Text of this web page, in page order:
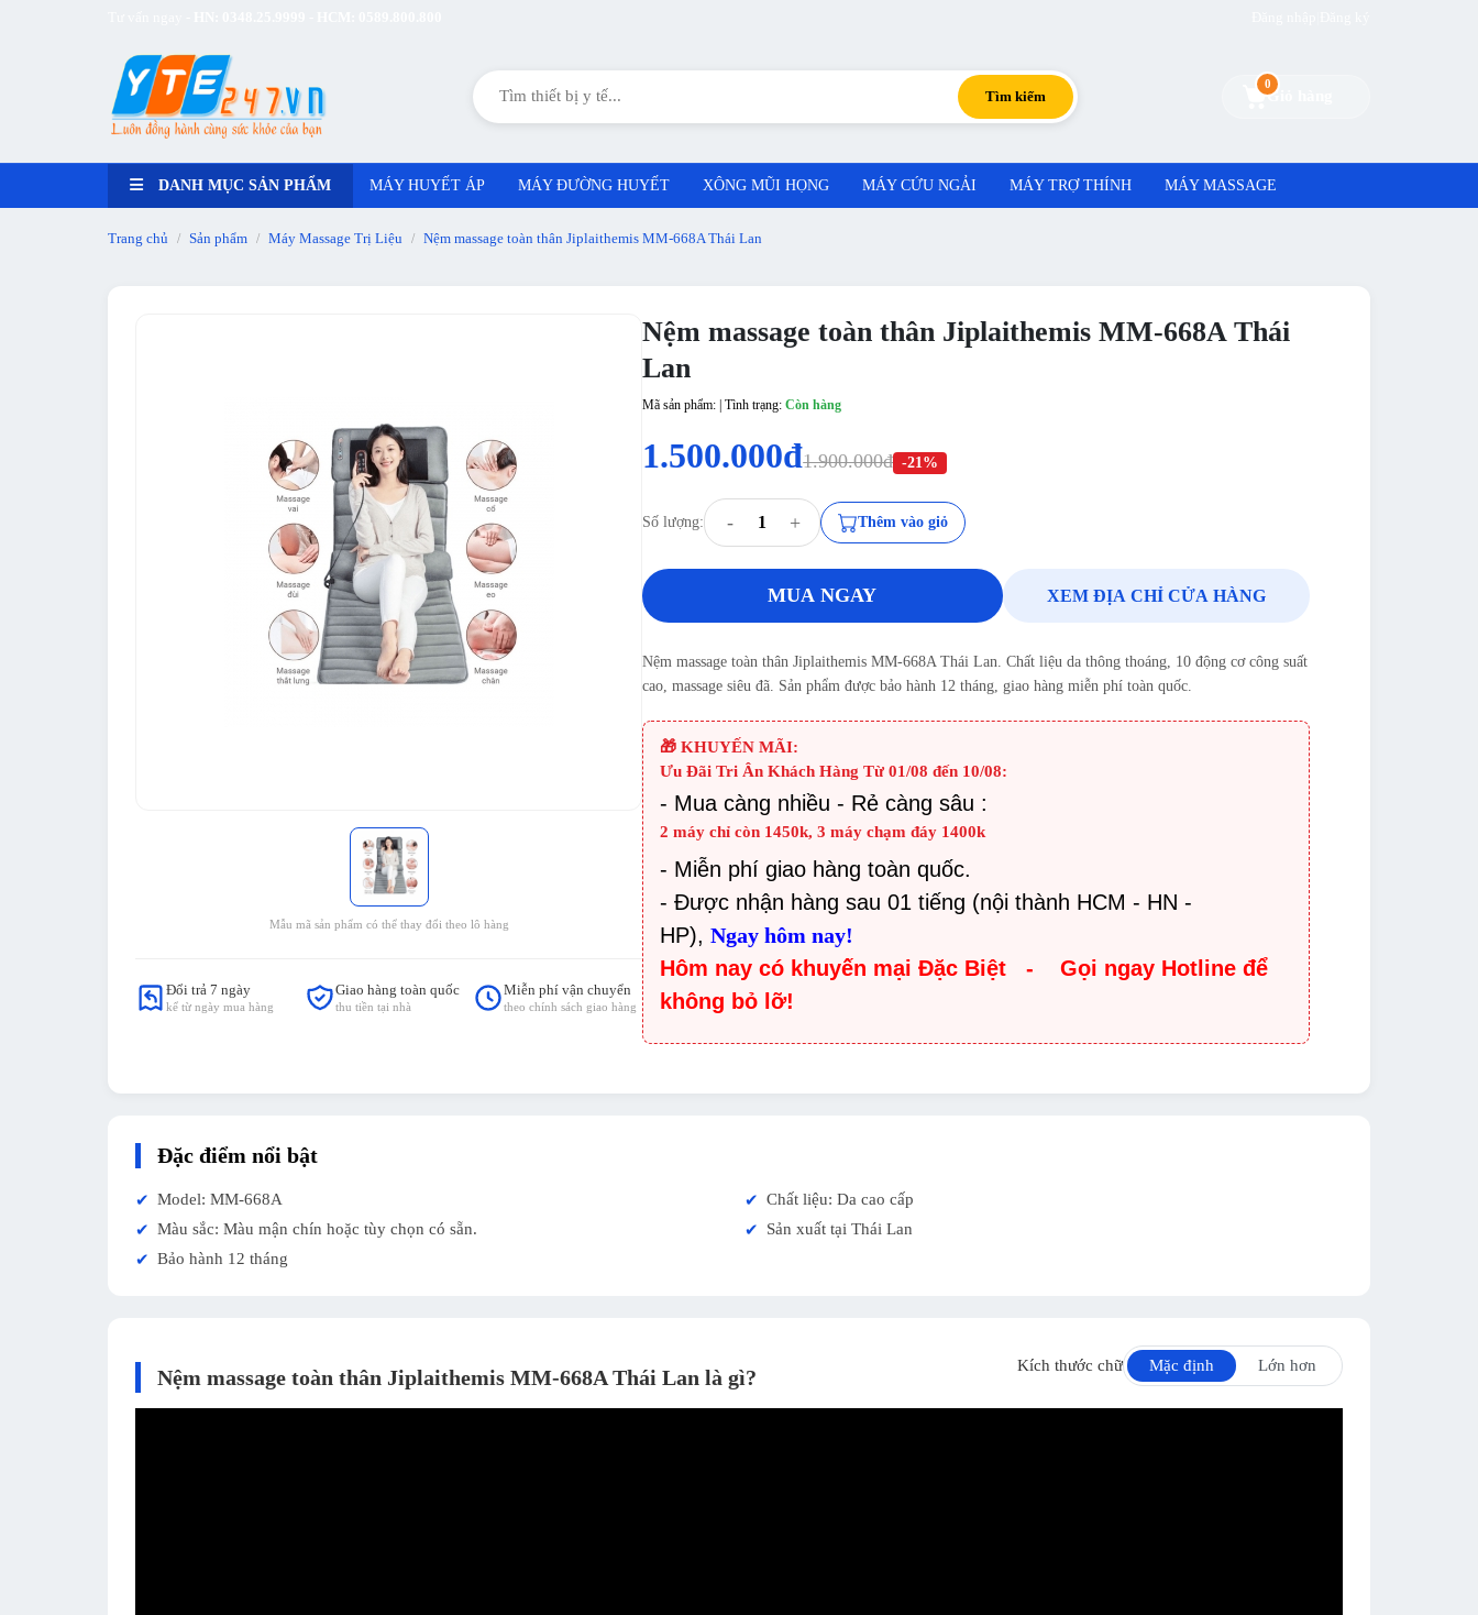
Tìm kiếm
0
Giỏ hàng
DANH MỤC SẢN PHẨM MÁY HUYẾT ÁP MÁY ĐƯỜNG HUYẾT XÔNG MŨI HỌNG MÁY CỨU NGẢI MÁY TRỢ THÍNH MÁY MASSAGE
Trang chủ / Sản phẩm / Máy Massage Trị Liệu / Nệm massage toàn thân Jiplaithemis MM-668A Thái Lan
Mẫu mã sản phẩm có thể thay đổi theo lô hàng
Đổi trả 7 ngày
kể từ ngày mua hàng
Giao hàng toàn quốc
thu tiền tại nhà
Miễn phí vận chuyển
theo chính sách giao hàng
Nệm massage toàn thân Jiplaithemis MM-668A Thái
Lan
Mã sản phẩm: | Tình trạng:Còn hàng
1.500.000đ1.900.000đ -21%
Số lượng: - + Thêm vào giỏ
MUA NGAY XEM ĐỊA CHỈ CỬA HÀNG
Nệm massage toàn thân Jiplaithemis MM-668A Thái Lan. Chất liệu da thông thoáng, 10 động cơ công suất
cao, massage siêu đã. Sản phẩm được bảo hành 12 tháng, giao hàng miễn phí toàn quốc.
🎁 KHUYẾN MÃI:
Ưu Đãi Tri Ân Khách Hàng Từ 01/08 đến 10/08:
- Mua càng nhiều - Rẻ càng sâu :
2 máy chỉ còn 1450k, 3 máy chạm đáy 1400k
- Miễn phí giao hàng toàn quốc.
- Được nhận hàng sau 01 tiếng (nội thành HCM - HN -
HP),Ngay hôm nay!
Hôm nay có khuyến mại Đặc Biệt - Gọi ngay Hotline để
không bỏ lỡ!
Đặc điểm nổi bật
✔ Model: MM-668A ✔ Chất liệu: Da cao cấp
✔ Màu sắc: Màu mận chín hoặc tùy chọn có sẵn. ✔
Sản xuất tại Thái Lan
✔ Bảo hành 12 tháng
Nệm massage toàn thân Jiplaithemis MM-668A Thái Lan là gì? Kích thước chữ Mặc định Lớn hơn